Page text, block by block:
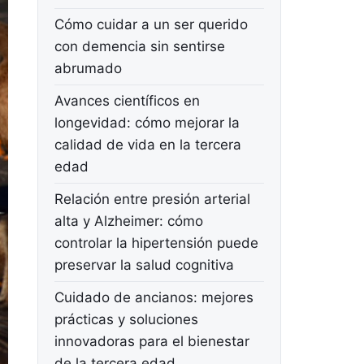
Cómo cuidar a un ser querido
con demencia sin sentirse
abrumado
Avances científicos en
longevidad: cómo mejorar la
calidad de vida en la tercera
edad
Relación entre presión arterial
alta y Alzheimer: cómo
controlar la hipertensión puede
preservar la salud cognitiva
Cuidado de ancianos: mejores
prácticas y soluciones
innovadoras para el bienestar